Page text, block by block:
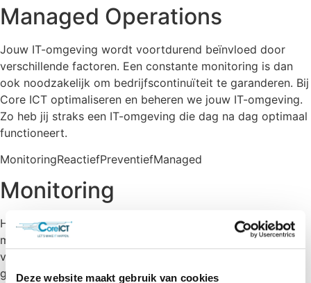
Deze website maakt gebruik van cookies
Managed Operations
Jouw IT-omgeving wordt voortdurend beïnvloed door
verschillende factoren. Een constante monitoring is dan
ook noodzakelijk om bedrijfscontinuïteit te garanderen. Bij
Core ICT optimaliseren en beheren we jouw IT-omgeving.
Zo heb jij straks een IT-omgeving die dag na dag optimaal
functioneert.
MonitoringReactiefPreventiefManaged
Monitoring
Het monitoren van je omgeving is cruciaal voor je IT. Het
maakt proactieve acties mogelijk en voorkomt de uitval
van belangrijke applicaties. Onze experten zijn
gespecialiseerd in het monitoren van complexe IT-